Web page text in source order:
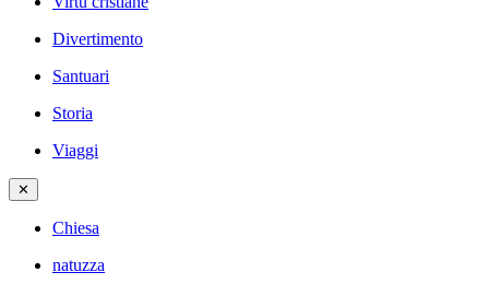
Divertimento
Santuari
Storia
Viaggi
✕
Chiesa
natuzza